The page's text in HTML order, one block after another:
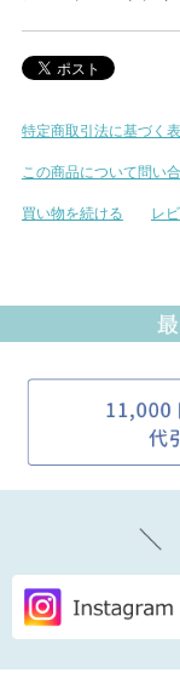
特定商取引法に基づく
この商品について問い
買い物を続ける
レ